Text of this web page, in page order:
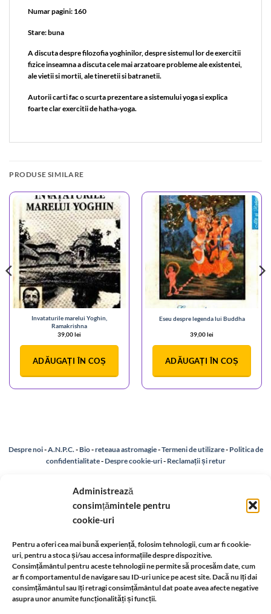
Administrează
consimțămintele pentru
cookie-uri
Pentru a oferi cea mai bună experiență, folosim tehnologii, cum ar fi cookie-
uri, pentru a stoca și/sau accesa informațiile despre dispozitive.
Consimțământul pentru aceste tehnologii ne permite să procesăm date, cum
ar fi comportamentul de navigare sau ID-uri unice pe acest site. Dacă nu îți dai
consimțământul sau îți retragi consimțământul dat poate avea afecte negative
asupra unor anumite funcționalități și funcții.
Numar pagini: 160
Stare: buna
A discuta despre filozofia yoghinilor, despre sistemul lor de exercitii
fizice inseamna a discuta cele mai arzatoare probleme ale existentei,
ale vietii si mortii, ale tineretii si batranetii.
Autorii carti fac o scurta prezentare a sistemului yoga si explica
foarte clar exercitii de hatha-yoga.
PRODUSE SIMILARE
Invataturile marelui Yoghin,
Ramakrishna
39,00lei
ADĂUGAȚI ÎN COȘ
Eseu despre legenda lui Buddha
39,00lei
ADĂUGAȚI ÎN COȘ
Despre noi-A.N.P.C. -Bio-reteaua astromagie-Termeni de utilizare- Politica de
confidentialitate-Despre cookie-uri- Reclamații și retur
Politica de rezolvare a reclamatiilor -
Identificare firma
Informatii legale: